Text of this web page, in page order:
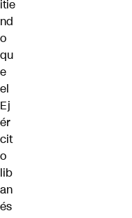
itie
nd
o
qu
e
el
Ej
ér
cit
o
lib
an
és